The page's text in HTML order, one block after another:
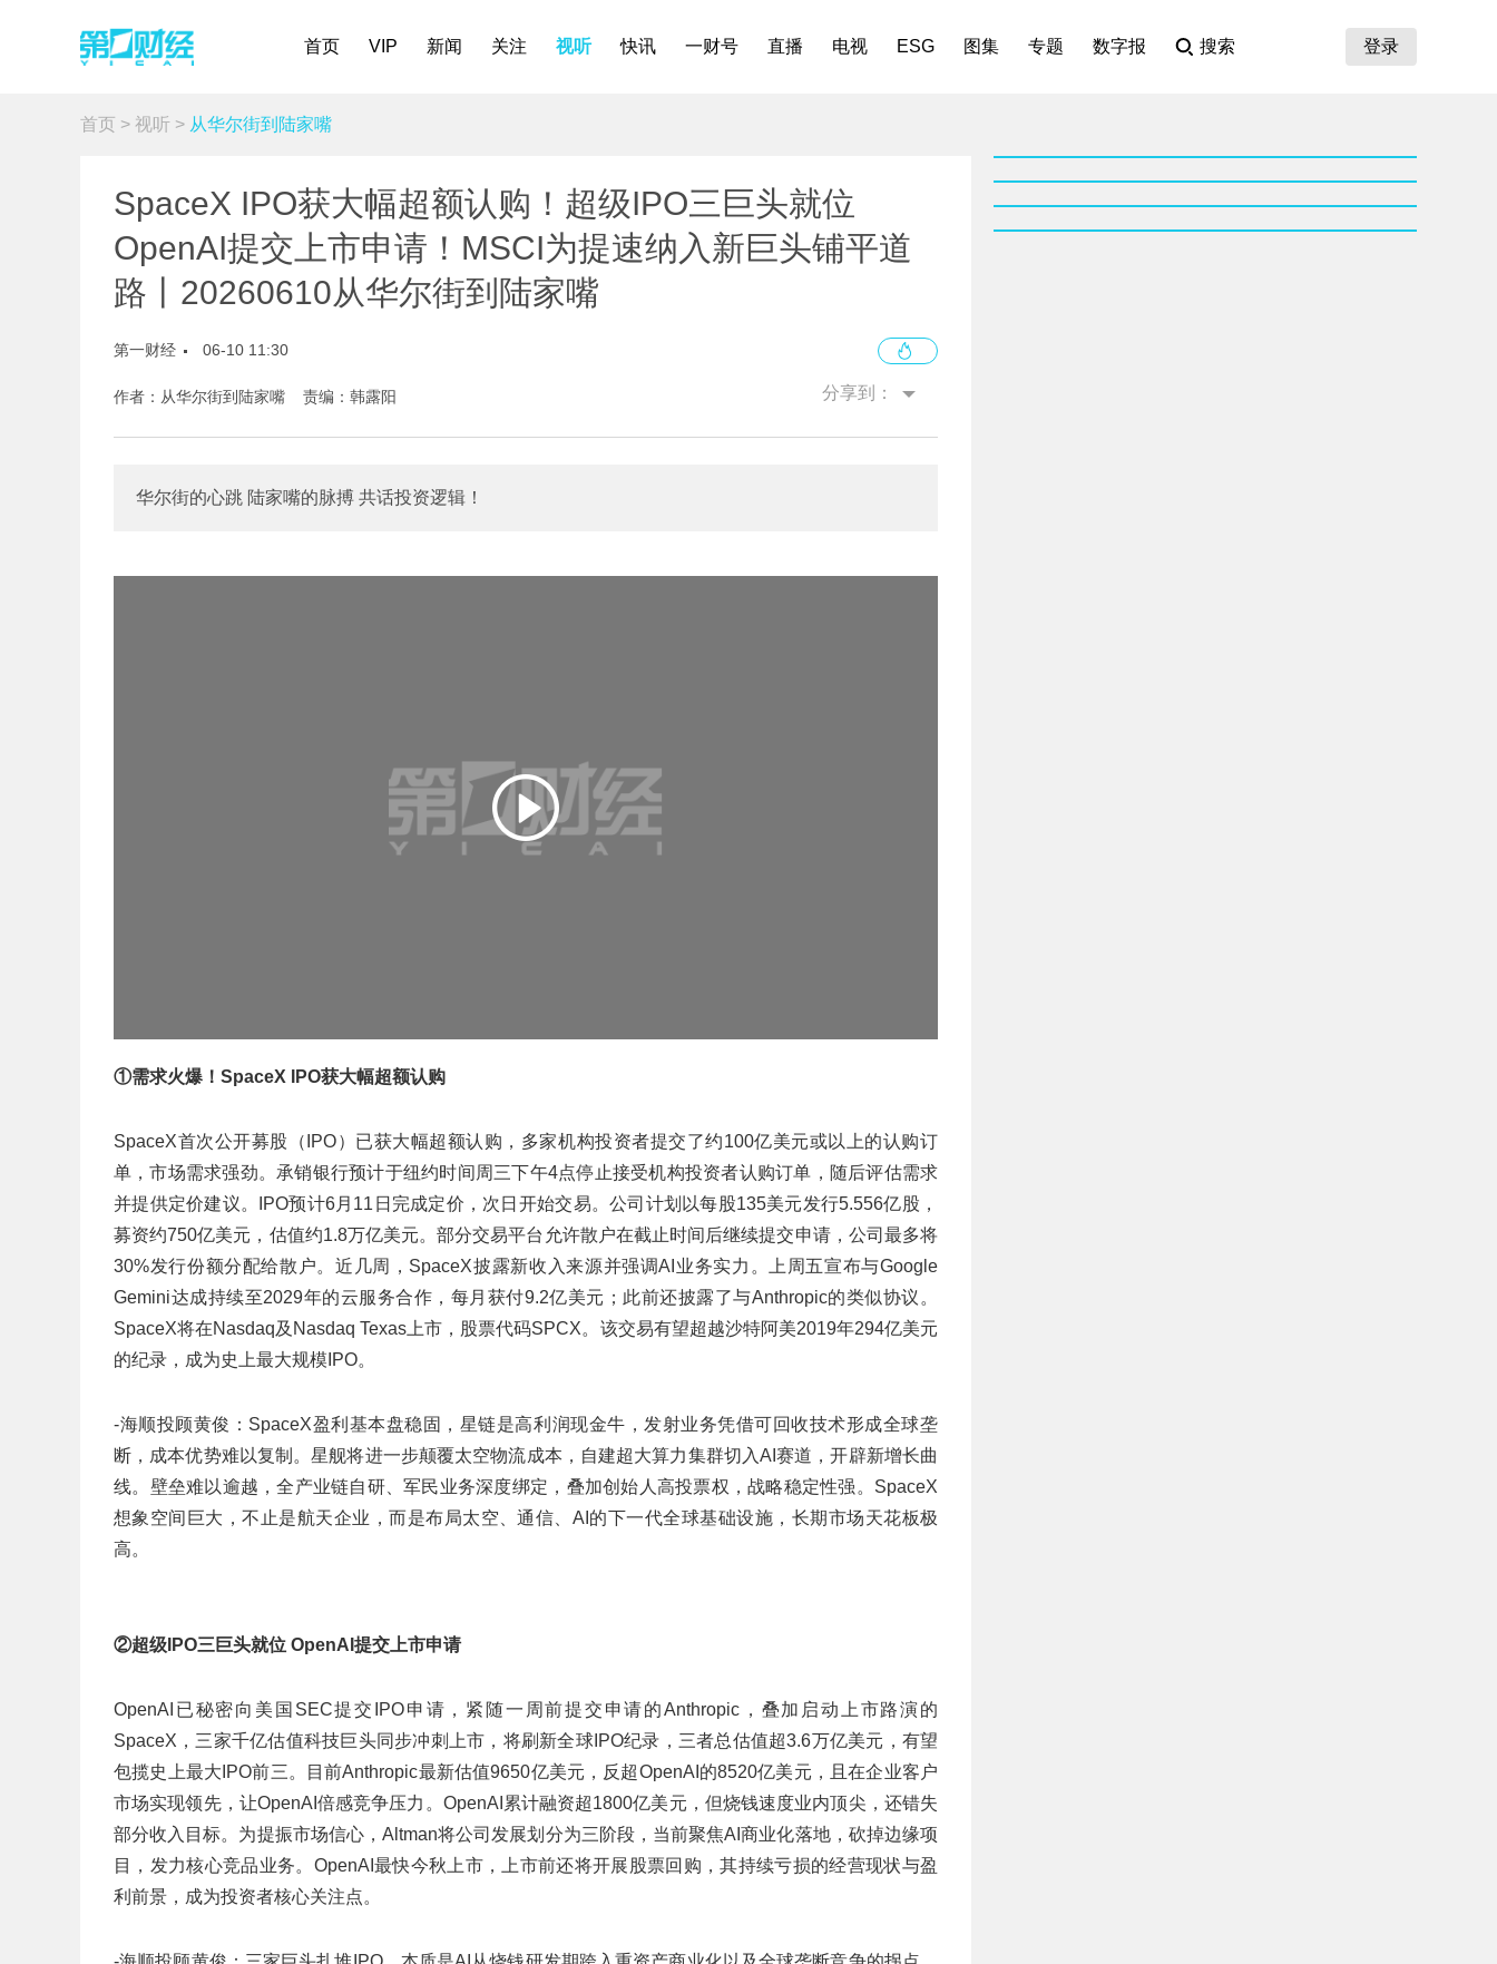
首页 VIP 新闻 关注 视听 快讯 一财号 直播 电视 ESG 图集 专题 数字报 搜索 登录
首页 > 视听 > 从华尔街到陆家嘴
SpaceX IPO获大幅超额认购！超级IPO三巨头就位
OpenAI提交上市申请！MSCI为提速纳入新巨头铺平道
路丨20260610从华尔街到陆家嘴
第一财经 06-10 11:30
作者：从华尔街到陆家嘴 责编：韩露阳 分享到：
华尔街的心跳 陆家嘴的脉搏 共话投资逻辑！
①需求火爆！SpaceX IPO获大幅超额认购
SpaceX首次公开募股（IPO）已获大幅超额认购，多家机构投资者提交了约100亿美元或以上的认购订
单，市场需求强劲。承销银行预计于纽约时间周三下午4点停止接受机构投资者认购订单，随后评估需求
并提供定价建议。IPO预计6月11日完成定价，次日开始交易。公司计划以每股135美元发行5.556亿股，
募资约750亿美元，估值约1.8万亿美元。部分交易平台允许散户在截止时间后继续提交申请，公司最多将
30%发行份额分配给散户。近几周，SpaceX披露新收入来源并强调AI业务实力。上周五宣布与Google
Gemini达成持续至2029年的云服务合作，每月获付9.2亿美元；此前还披露了与Anthropic的类似协议。
SpaceX将在Nasdaq及Nasdaq Texas上市，股票代码SPCX。该交易有望超越沙特阿美2019年294亿美元
的纪录，成为史上最大规模IPO。
-海顺投顾黄俊：SpaceX盈利基本盘稳固，星链是高利润现金牛，发射业务凭借可回收技术形成全球垄
断，成本优势难以复制。星舰将进一步颠覆太空物流成本，自建超大算力集群切入AI赛道，开辟新增长曲
线。壁垒难以逾越，全产业链自研、军民业务深度绑定，叠加创始人高投票权，战略稳定性强。SpaceX
想象空间巨大，不止是航天企业，而是布局太空、通信、AI的下一代全球基础设施，长期市场天花板极
高。
②超级IPO三巨头就位 OpenAI提交上市申请
OpenAI已秘密向美国SEC提交IPO申请，紧随一周前提交申请的Anthropic，叠加启动上市路演的
SpaceX，三家千亿估值科技巨头同步冲刺上市，将刷新全球IPO纪录，三者总估值超3.6万亿美元，有望
包揽史上最大IPO前三。目前Anthropic最新估值9650亿美元，反超OpenAI的8520亿美元，且在企业客户
市场实现领先，让OpenAI倍感竞争压力。OpenAI累计融资超1800亿美元，但烧钱速度业内顶尖，还错失
部分收入目标。为提振市场信心，Altman将公司发展划分为三阶段，当前聚焦AI商业化落地，砍掉边缘项
目，发力核心竞品业务。OpenAI最快今秋上市，上市前还将开展股票回购，其持续亏损的经营现状与盈
利前景，成为投资者核心关注点。